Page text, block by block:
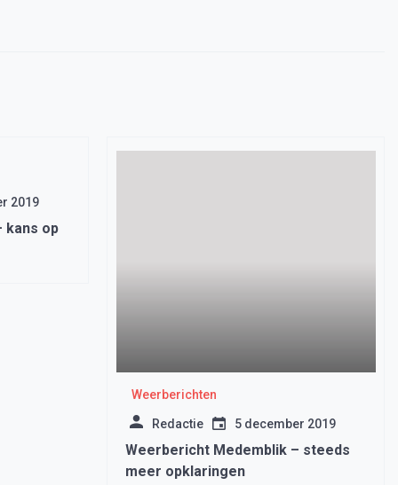
2019
kans op
Weerberichten
Redactie 5 december 2019
Weerbericht Medemblik – steeds
meer opklaringen